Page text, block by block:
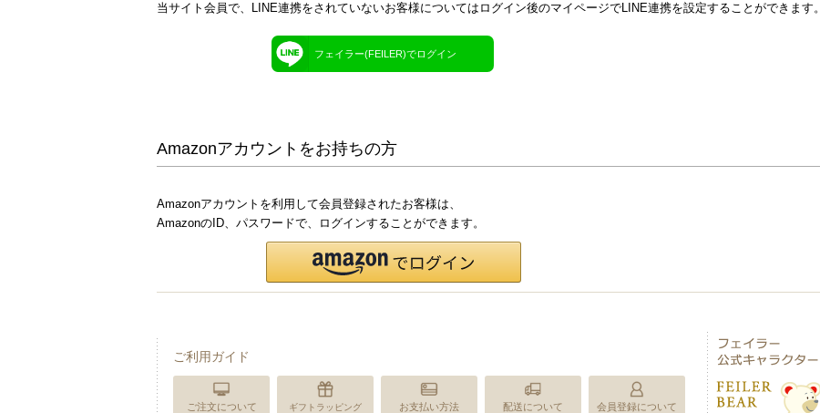
当サイト会員で、LINE連携をされていないお客様についてはログイン後のマイページでLINE連携を設定することができます。
フェイラー(FEILER)でログイン
Amazonアカウントをお持ちの方
Amazonアカウントを利用して会員登録されたお客様は、
AmazonのID、パスワードで、ログインすることができます。
ご利用ガイド
ご注文について ギフトラッピング お支払い方法 配送について 会員登録について